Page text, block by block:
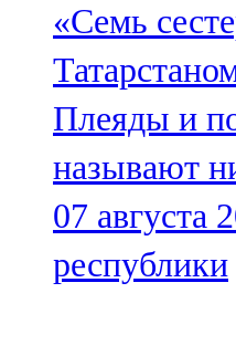
«Семь
Плеяды и
называют
07 августа
республики